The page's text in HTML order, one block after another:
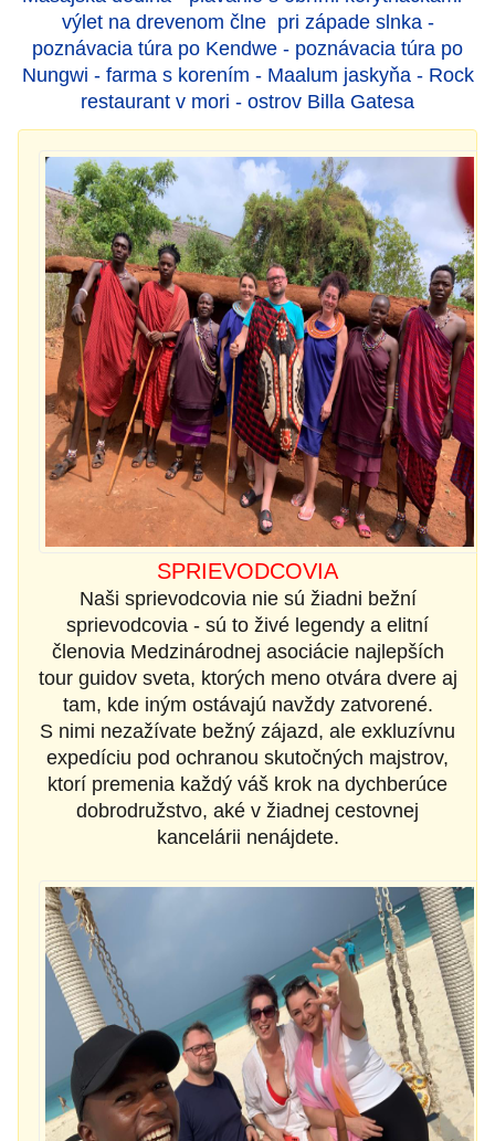
výlet na drevenom člne pri západe slnka -
poznávacia túra po Kendwe - poznávacia túra po
Nungwi - farma s korením - Maalum jaskyňa - Rock
restaurant v mori - ostrov Billa Gatesa
SPRIEVODCOVIA
Naši sprievodcovia nie sú žiadni bežní
sprievodcovia - sú to živé legendy a elitní
členovia Medzinárodnej asociácie najlepších
tour guidov sveta, ktorých meno otvára dvere aj
tam, kde iným ostávajú navždy zatvorené.
S nimi nezažívate bežný zájazd, ale exkluzívnu
expedíciu pod ochranou skutočných majstrov,
ktorí premenia každý váš krok na dychberúce
dobrodružstvo, aké v žiadnej cestovnej
kancelárii nenájdete.